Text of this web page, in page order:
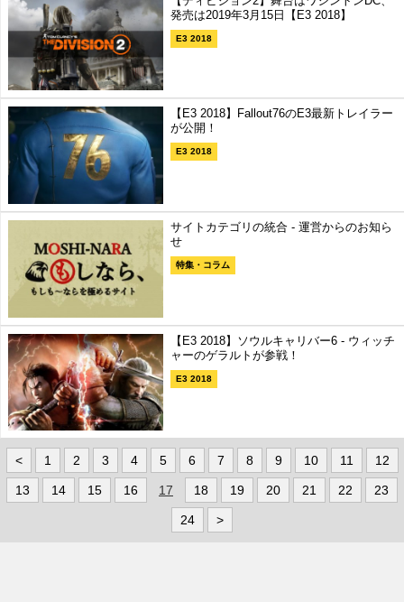
発売は2019年3月15日【E3 2018】
E3 2018
【E3 2018】Fallout76のE3最新トレイラー
が公開！
E3 2018
サイトカテゴリの統合 - 運営からのお知ら
せ
特集・コラム
【E3 2018】ソウルキャリバー6 - ウィッチ
ャーのゲラルトが参戦！
E3 2018
< 1 2 3 4 5 6 7 8 9 10 11 12
13 14 15 16 17 18 19 20 21 22 23
24 >